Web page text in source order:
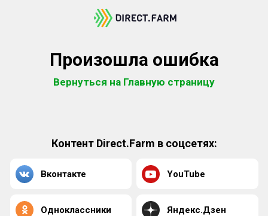
Произошла ошибка
Вернуться на Главную страницу
Контент Direct.Farm в соцсетях:
Вконтакте YouTube
Одноклассники Яндекс.Дзен